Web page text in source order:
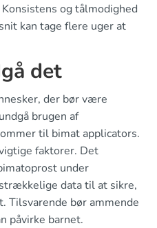
og tålmodighed
kan tage flere uger at
det
der bør være
brugen af
til bimat applicators.
faktorer. Det
under
data til at sikre,
Tilsvarende bør ammende
påvirke barnet.